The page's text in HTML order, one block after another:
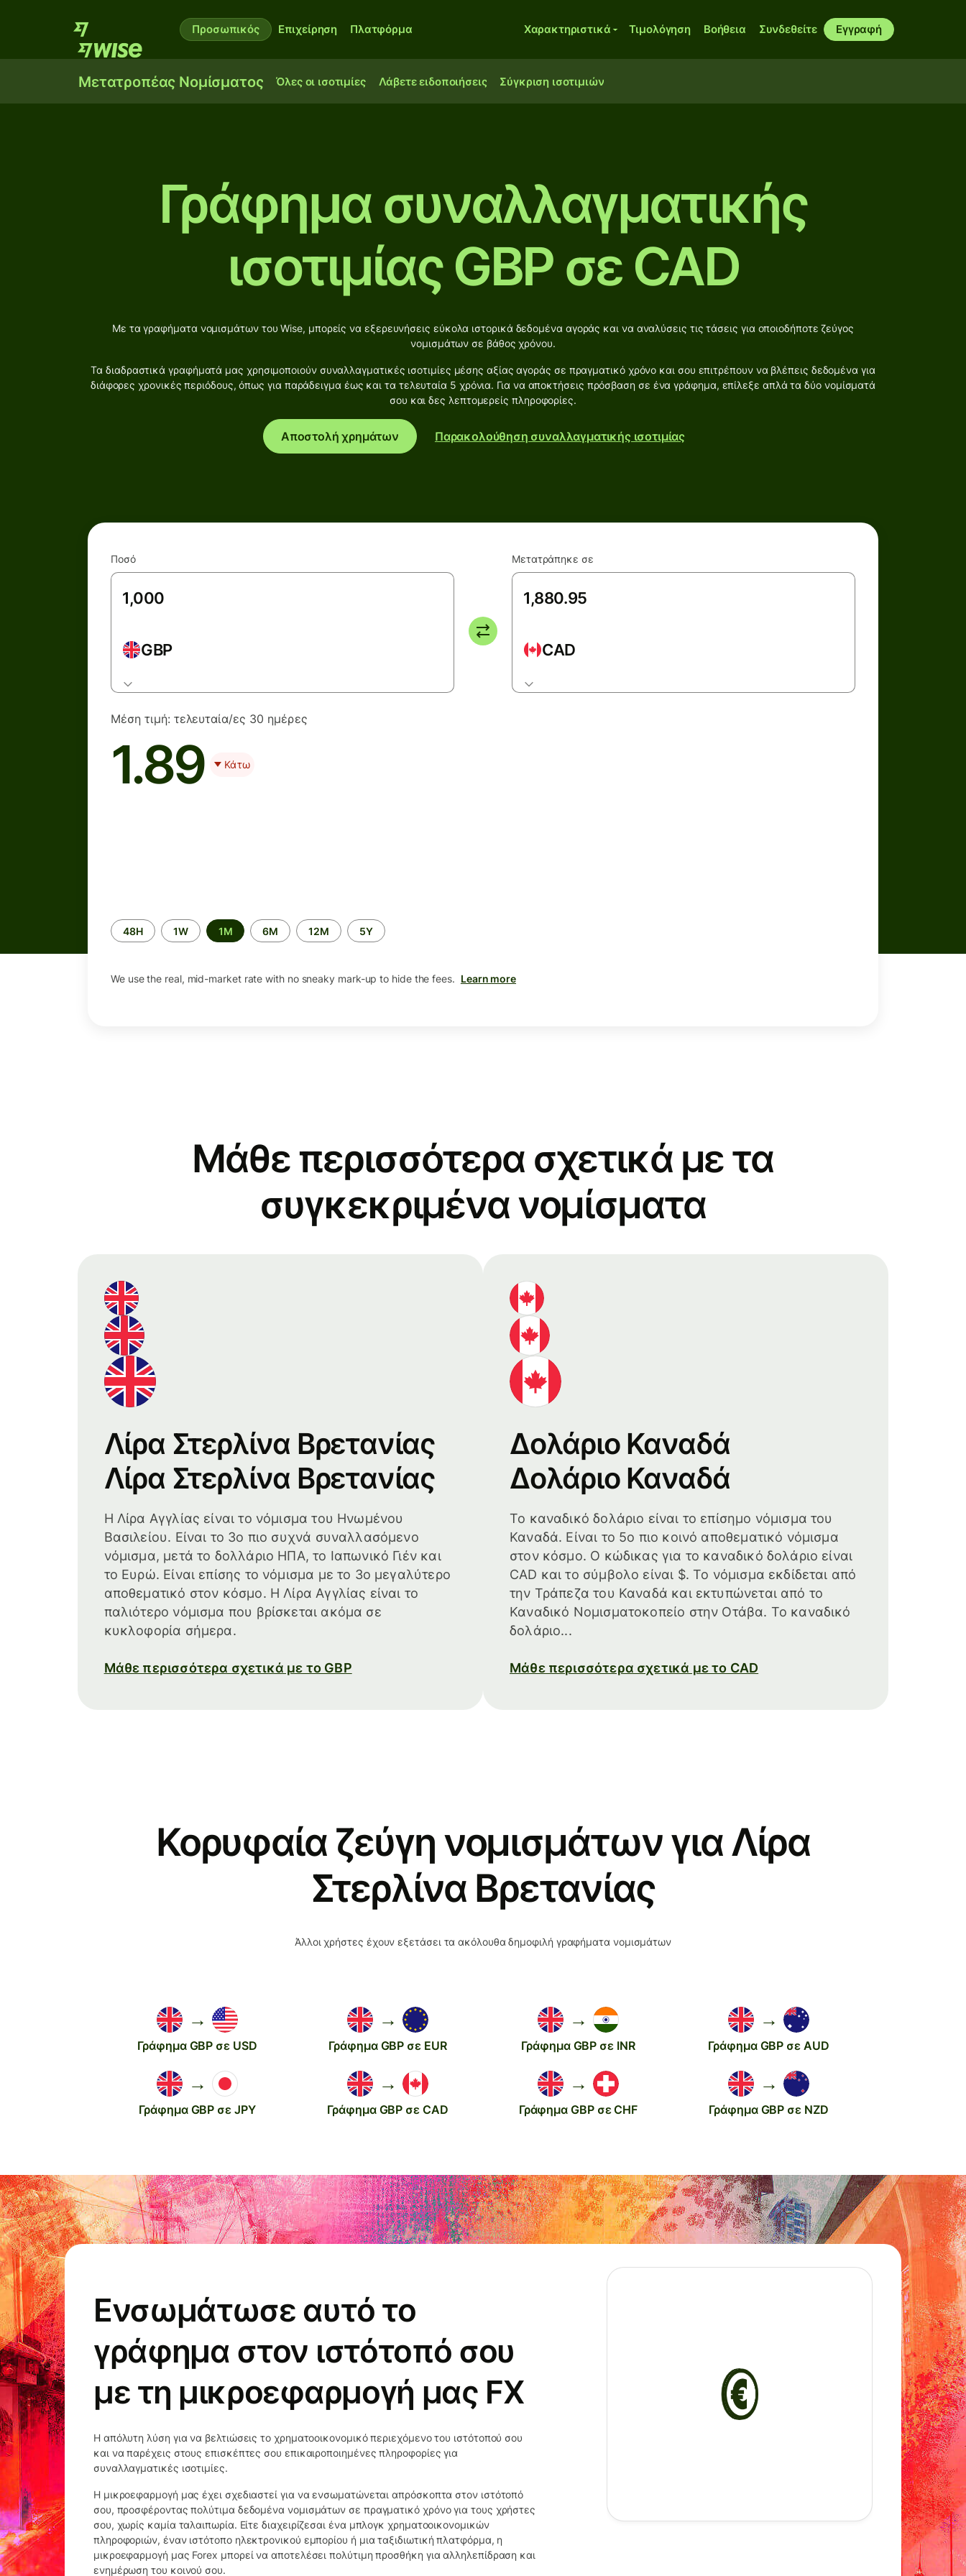
Προσωπικός Επιχείρηση Πλατφόρμα Χαρακτηριστικά Τιμολόγηση Βοήθεια Συνδεθείτε Εγγραφή
Μετατροπέας Νομίσματος Όλες οι ισοτιμίες Λάβετε ειδοποιήσεις Σύγκριση ισοτιμιών
Γράφημα συναλλαγματικής
ισοτιμίας GBP σε CAD
Με τα γραφήματα νομισμάτων του Wise, μπορείς να εξερευνήσεις εύκολα ιστορικά δεδομένα αγοράς και να αναλύσεις τις τάσεις για οποιοδήποτε ζεύγος
νομισμάτων σε βάθος χρόνου.
Τα διαδραστικά γραφήματά μας χρησιμοποιούν συναλλαγματικές ισοτιμίες μέσης αξίας αγοράς σε πραγματικό χρόνο και σου επιτρέπουν να βλέπεις δεδομένα για
διάφορες χρονικές περιόδους, όπως για παράδειγμα έως και τα τελευταία 5 χρόνια. Για να αποκτήσεις πρόσβαση σε ένα γράφημα, επίλεξε απλά τα δύο νομίσματά
σου και δες λεπτομερείς πληροφορίες.
Αποστολή χρημάτων Παρακολούθηση συναλλαγματικής ισοτιμίας
Ποσό
GBP
Μετατράπηκε σε
CAD
Μέση τιμή: τελευταία/ες 30 ημέρες
1.89 Κάτω
Time
period
48H 1W 1M 6M 12M 5Y
We use the real, mid-market rate with no sneaky mark-up to hide the fees. Learn more
Μάθε περισσότερα σχετικά με τα
συγκεκριμένα νομίσματα
Λίρα Στερλίνα Βρετανίας
Λίρα Στερλίνα Βρετανίας
H Λίρα Αγγλίας είναι το νόμισμα του Ηνωμένου
Βασιλείου. Είναι το 3ο πιο συχνά συναλλασόμενο
νόμισμα, μετά το δολλάριο ΗΠΑ, το Ιαπωνικό Γιέν και
το Ευρώ. Είναι επίσης το νόμισμα με το 3ο μεγαλύτερο
αποθεματικό στον κόσμο. Η Λίρα Αγγλίας είναι το
παλιότερο νόμισμα που βρίσκεται ακόμα σε
κυκλοφορία σήμερα.
Μάθε περισσότερα σχετικά με το GBP
Δολάριο Καναδά
Δολάριο Καναδά
Το καναδικό δολάριο είναι το επίσημο νόμισμα του
Καναδά. Είναι το 5ο πιο κοινό αποθεματικό νόμισμα
στον κόσμο. Ο κώδικας για το καναδικό δολάριο είναι
CAD και το σύμβολο είναι $. Το νόμισμα εκδίδεται από
την Τράπεζα του Καναδά και εκτυπώνεται από το
Καναδικό Νομισματοκοπείο στην Οτάβα. Το καναδικό
δολάριο...
Μάθε περισσότερα σχετικά με το CAD
Κορυφαία ζεύγη νομισμάτων για Λίρα
Στερλίνα Βρετανίας
Άλλοι χρήστες έχουν εξετάσει τα ακόλουθα δημοφιλή γραφήματα νομισμάτων
→
Γράφημα GBP σε USD
→
Γράφημα GBP σε EUR
→
Γράφημα GBP σε INR
→
Γράφημα GBP σε AUD
→
Γράφημα GBP σε JPY
→
Γράφημα GBP σε CAD
→
Γράφημα GBP σε CHF
→
Γράφημα GBP σε NZD
Ενσωμάτωσε αυτό το
γράφημα στον ιστότοπό σου
με τη μικροεφαρμογή μας FX
Η απόλυτη λύση για να βελτιώσεις το χρηματοοικονομικό περιεχόμενο του ιστότοπού σου
και να παρέχεις στους επισκέπτες σου επικαιροποιημένες πληροφορίες για
συναλλαγματικές ισοτιμίες.
Η μικροεφαρμογή μας έχει σχεδιαστεί για να ενσωματώνεται απρόσκοπτα στον ιστότοπό
σου, προσφέροντας πολύτιμα δεδομένα νομισμάτων σε πραγματικό χρόνο για τους χρήστες
σου, χωρίς καμία ταλαιπωρία. Είτε διαχειρίζεσαι ένα μπλογκ χρηματοοικονομικών
πληροφοριών, έναν ιστότοπο ηλεκτρονικού εμπορίου ή μια ταξιδιωτική πλατφόρμα, η
μικροεφαρμογή μας Forex μπορεί να αποτελέσει πολύτιμη προσθήκη για αλληλεπίδραση και
ενημέρωση του κοινού σου.